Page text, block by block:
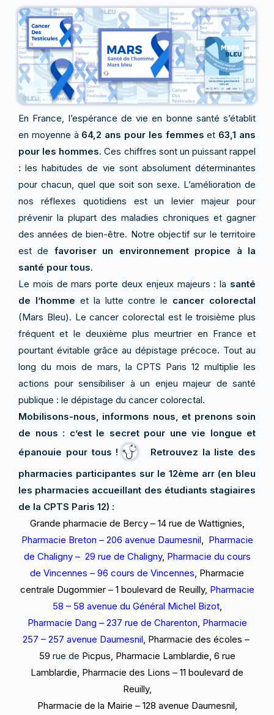
En France, l’espérance de vie en bonne santé s’établit
en moyenne à 64,2 ans pour les femmes et 63,1 ans
pour les hommes. Ces chiffres sont un puissant rappel
: les habitudes de vie sont absolument déterminantes
pour chacun, quel que soit son sexe. L’amélioration de
nos réflexes quotidiens est un levier majeur pour
prévenir la plupart des maladies chroniques et gagner
des années de bien-être. Notre objectif sur le territoire
est de favoriser un environnement propice à la
santé pour tous.
Le mois de mars porte deux enjeux majeurs : la santé
de l’homme et la lutte contre le cancer colorectal
(Mars Bleu). Le cancer colorectal est le troisième plus
fréquent et le deuxième plus meurtrier en France et
pourtant évitable grâce au dépistage précoce. Tout au
long du mois de mars, la CPTS Paris 12 multiplie les
actions pour sensibiliser à un enjeu majeur de santé
publique : le dépistage du cancer colorectal.
Mobilisons-nous, informons nous, et prenons soin
de nous : c’est le secret pour une vie longue et
épanouie pour tous !
Retrouvez la liste des
pharmacies participantes sur le 12ème arr (en bleu
les pharmacies accueillant des étudiants stagiaires
de la CPTS Paris 12) :
Grande pharmacie de Bercy – 14 rue de Wattignies,
Pharmacie Breton – 206 avenue Daumesnil, Pharmacie
de Chaligny – 29 rue de Chaligny, Pharmacie du cours
de Vincennes – 96 cours de Vincennes, Pharmacie
centrale Dugommier – 1 boulevard de Reuilly, Pharmacie
58 – 58 avenue du Général Michel Bizot,
Pharmacie Dang – 237 rue de Charenton, Pharmacie
257 – 257 avenue Daumesnil, Pharmacie des écoles –
59 rue de Picpus, Pharmacie Lamblardie, 6 rue
Lamblardie, Pharmacie des Lions – 11 boulevard de
Reuilly,
Pharmacie de la Mairie – 128 avenue Daumesnil,